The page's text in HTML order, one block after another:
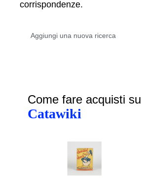
corrispondenze.
Come fare acquisti su
Catawiki